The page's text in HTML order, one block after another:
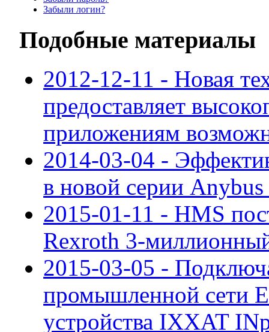
Забыли логин?
Подобные материалы
2012-12-11 - Новая
предоставляет
приложениям
2014-03-04 -
в новой серии
2015-01-11 - HMS
Rexroth 3-
2015-03-05 -
промышленной сети
устройства IXXAT